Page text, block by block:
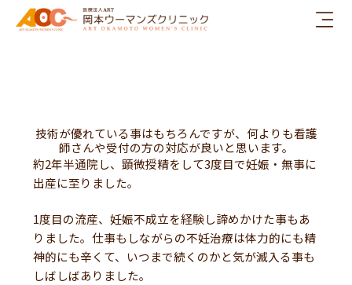
技術が優れている事はもちろんですが、何よりも看護
師さんや受付の方の対応が良いと思います。
約2年半通院し、顕微授精をして3度目で妊娠・無事に
出産に至りました。
1度目の流産、妊娠不成立を経験し諦めかけた事もあ
りました。仕事もしながらの不妊治療は体力的にも精
神的にも辛くて、いつまで続くのかと気が滅入る事も
しばしばありました。